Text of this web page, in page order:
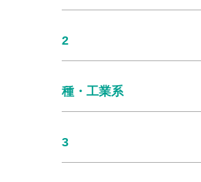
2
種・工業系
3